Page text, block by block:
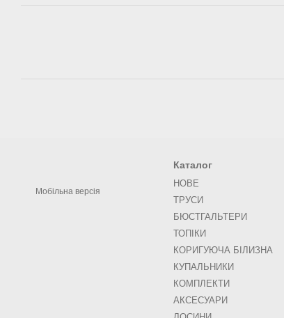
Мобільна версія
Каталог
НОВЕ
ТРУСИ
БЮСТГАЛЬТЕРИ
ТОПІКИ
КОРИГУЮЧА БІЛИЗНА
КУПАЛЬНИКИ
КОМПЛЕКТИ
АКСЕСУАРИ